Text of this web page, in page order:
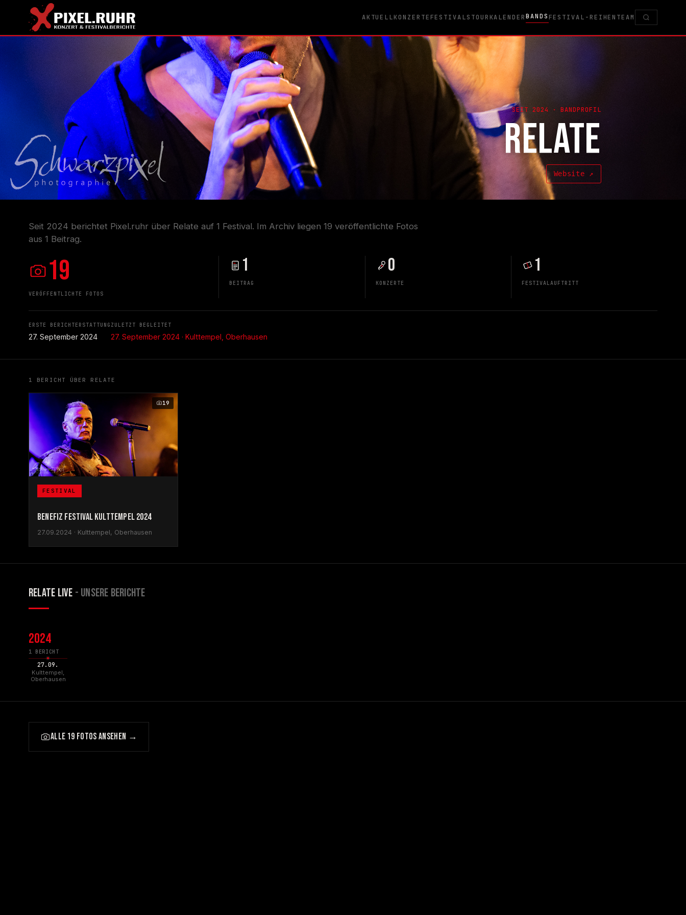
AKTUELLKONZERTEFESTIVALS TOURKALENDERBANDSFESTIVAL-REIHEN TEAM
SEIT 2024 · BANDPROFIL
RELATE
Website ↗
Seit 2024 berichtet Pixel.ruhr über Relate auf 1 Festival. Im Archiv liegen 19 veröffentlichte Fotos
aus 1 Beitrag.
19
VERÖFFENTLICHTE FOTOS
1
BEITRAG
0
KONZERTE
1
FESTIVALAUFTRITT
ERSTE BERICHTERSTATTUNG
27. September 2024
ZULETZT BEGLEITET
27. September 2024 · Kulttempel, Oberhausen
1 BERICHT ÜBER RELATE
19
FESTIVAL
BENEFIZ FESTIVAL KULTTEMPEL 2024
27.09.2024 · Kulttempel, Oberhausen
RELATE LIVE - UNSERE BERICHTE
2024
1 BERICHT
27.09.
Kulttempel,
Oberhausen
ALLE 19 FOTOS ANSEHEN →